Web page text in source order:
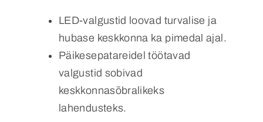
LED-valgustid loovad turvalise ja
hubase keskkonna ka pimedal ajal.
Päikesepatareidel töötavad
valgustid sobivad
keskkonnasõbralikeks
lahendusteks.